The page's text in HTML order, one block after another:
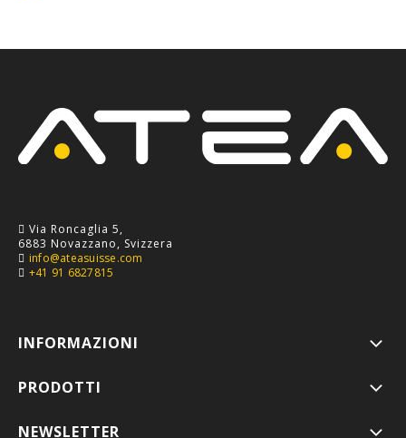
Via Roncaglia 5,
6883 Novazzano, Svizzera
info@ateasuisse.com
+41 91 6827815
INFORMAZIONI
PRODOTTI
NEWSLETTER